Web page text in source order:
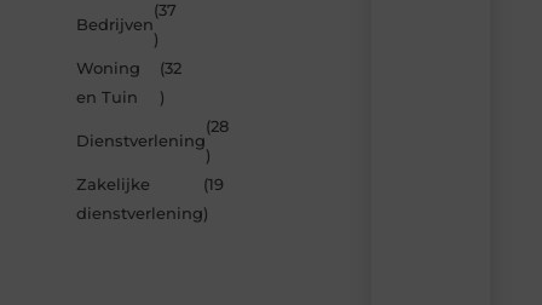
Bedrijven
(37
)
Woning
en Tuin
(32
)
Dienstverlening
(28
)
Zakelijke
dienstverlening
(19
)